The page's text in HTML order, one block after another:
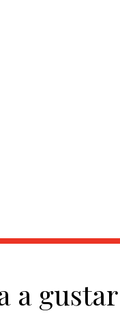
a gustar